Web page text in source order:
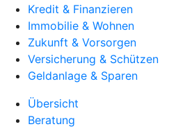
Kredit & Finanzieren
Immobilie & Wohnen
Zukunft & Vorsorgen
Versicherung & Schützen
Geldanlage & Sparen
Übersicht
Beratung